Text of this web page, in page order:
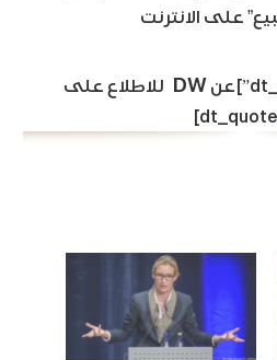
على الانترنت
عن DW للاطلاع على